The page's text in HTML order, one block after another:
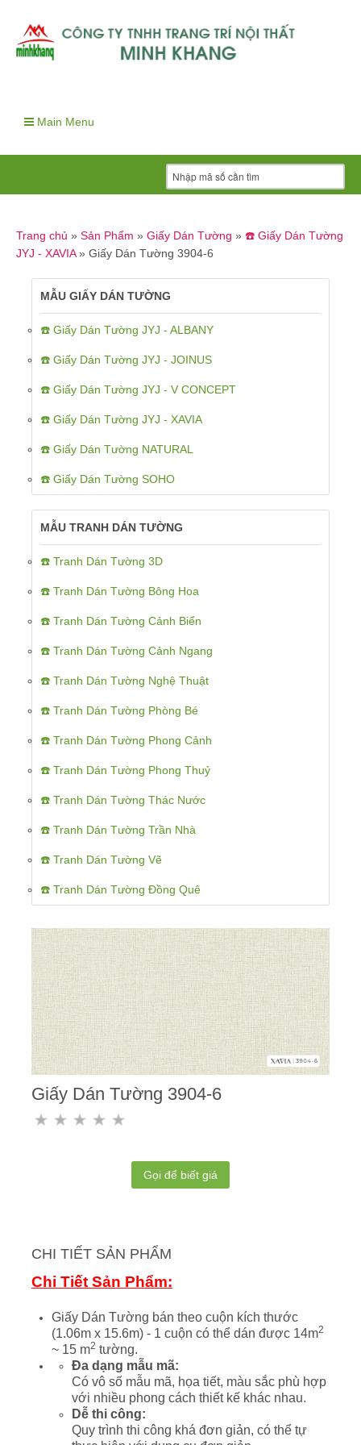
Main Menu
Trang chủ » Sản Phẩm » Giấy Dán Tường » ☎️ Giấy Dán Tường
JYJ - XAVIA» Giấy Dán Tường 3904-6
MẪU GIẤY DÁN TƯỜNG
☎️ Giấy Dán Tường JYJ - ALBANY
☎️ Giấy Dán Tường JYJ - JOINUS
☎️ Giấy Dán Tường JYJ - V CONCEPT
☎️ Giấy Dán Tường JYJ - XAVIA
☎️ Giấy Dán Tường NATURAL
☎️ Giấy Dán Tường SOHO
MẪU TRANH DÁN TƯỜNG
☎️ Tranh Dán Tường 3D
☎️ Tranh Dán Tường Bông Hoa
☎️ Tranh Dán Tường Cảnh Biển
☎️ Tranh Dán Tường Cảnh Ngang
☎️ Tranh Dán Tường Nghệ Thuật
☎️ Tranh Dán Tường Phòng Bé
☎️ Tranh Dán Tường Phong Cảnh
☎️ Tranh Dán Tường Phong Thuỷ
☎️ Tranh Dán Tường Thác Nước
☎️ Tranh Dán Tường Trần Nhà
☎️ Tranh Dán Tường Vẽ
☎️ Tranh Dán Tường Đồng Quê
Giấy Dán Tường 3904-6
Gọi để biết giá
CHI TIẾT SẢN PHẨM
Chi Tiết Sản Phẩm:
Giấy Dán Tường bán theo cuộn kích thước
(1.06m x 15.6m) - 1 cuộn có thể dán được 14m2
~ 15 m2 tường.
Đa dạng mẫu mã:
Có vô số mẫu mã, họa tiết, màu sắc phù hợp
với nhiều phong cách thiết kế khác nhau.
Dễ thi công:
Quy trình thi công khá đơn giản, có thể tự